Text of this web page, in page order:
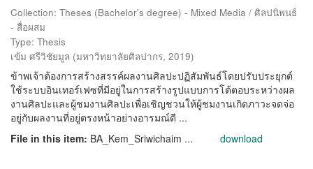
Collection: Theses (Bachelor's degree) - Mixed Media / ศิลปนิพนธ์
- สื่อผสม
Type: Thesis
เข้ม ศรีวิชัยมูล (มหาวิทยาลัยศิลปากร, 2019)
ข้าพเจ้าต้องการสร้างสรรค์ผลงานศิลปะปฏิสัมพันธ์โดยปรับประยุกต์
ใช้ระบบอินเทอร์เฟซที่มีอยู่ในการสร้างรูปแบบการโต้ตอบระหว่างผล
งานศิลปะและผู้ชมงานศิลปะเพื่อเชิญชวนให้ผู้ชมงานเกิดภาวะจดจ่อ
อยู่กับผลงานที่อยู่ตรงหน้าอย่างอารมณ์ดี ...
File in this item: BA_Kem_Sriwichaim ... download